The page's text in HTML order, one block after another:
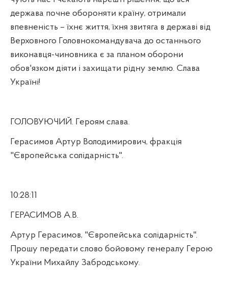
держава почне обороняти країну, отримали
впевненість – їхнє життя, їхня звитяга в державі від
Верховного Головнокомандувача до останнього
виконавця-чиновника є за планом оборони
обов'язком діяти і захищати рідну землю. Слава
Україні!
ГОЛОВУЮЧИЙ. Героям слава.
Герасимов Артур Володимирович, фракція
"Європейська солідарність".
10:28:11
ГЕРАСИМОВ А.В.
Артур Герасимов, "Європейська солідарність".
Прошу передати слово бойовому генералу Герою
України Михайлу Забродському.